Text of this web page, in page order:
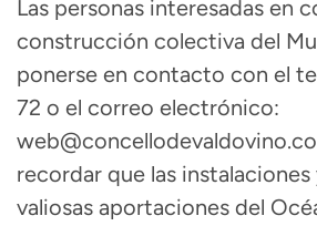
Las personas interesadas en
construcción colectiva del
ponerse en contacto con el
72 o el correo electrónico:
recordar que las
valiosas aportaciones del